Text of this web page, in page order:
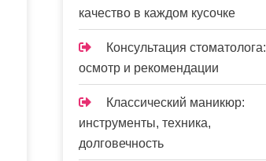
качество в каждом кусочке
Консультация стоматолога:
осмотр и рекомендации
Классический маникюр:
инструменты, техника,
долговечность